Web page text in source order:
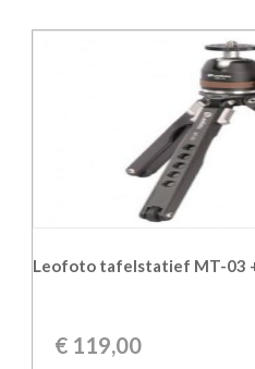
Leofoto tafelstatief MT-03
€ 119,00